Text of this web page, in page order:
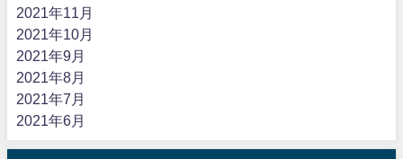
2021年11月
2021年10月
2021年9月
2021年8月
2021年7月
2021年6月